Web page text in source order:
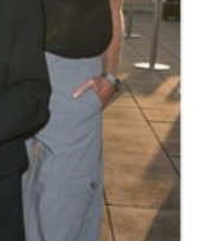
Anzeigen zu
Medien anbieten
Website zu
zu Ihrer
Partner für
weiter. Unsere
mit